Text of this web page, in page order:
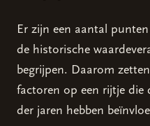
Er zijn een aantal
de historische
begrijpen. Daarom
factoren op een rijtje die
der jaren hebben